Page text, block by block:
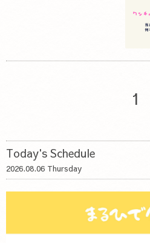
1
Today's Schedule
2026.08.06 Thursday